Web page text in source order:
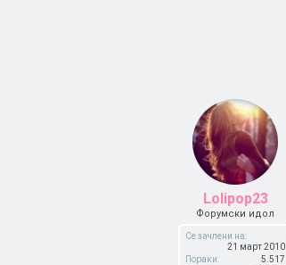
Lolipop23
Форумски идол
Се зачлени на:
21 март 2010
Пораки:
5.517